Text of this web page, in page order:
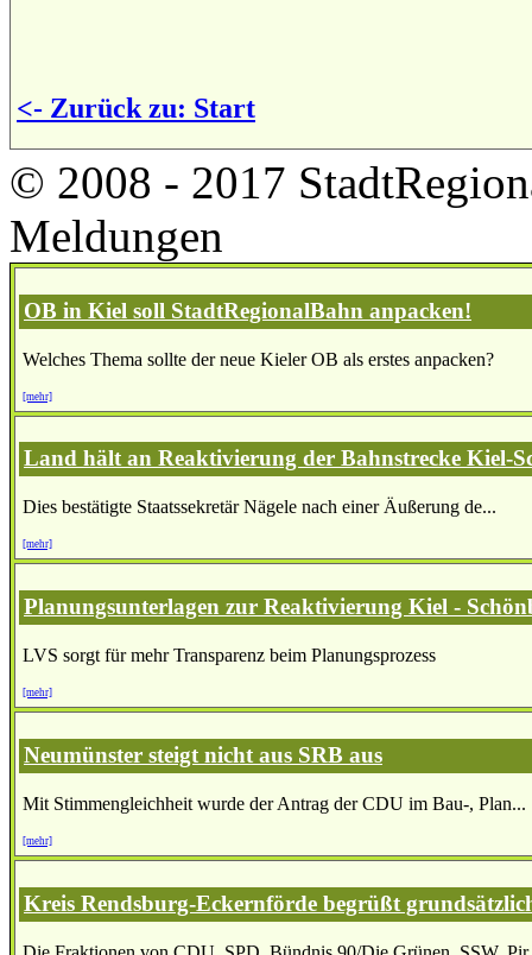
<- Zurück zu: Start
© 2008 - 2017
Meldungen
OB in Kiel soll StadtRegionalBahn anpacken!
Welches Thema sollte der neue Kieler OB als erstes anpacken?
[mehr]
Land hält an Reaktivierung der Bahnstrecke Kiel-
Dies bestätigte Staatssekretär Nägele nach einer Äußerung de...
[mehr]
Planungsunterlagen zur Reaktivierung Kiel -
LVS sorgt für mehr Transparenz beim Planungsprozess
[mehr]
Neumünster steigt nicht aus SRB aus
Mit Stimmengleichheit wurde der Antrag der CDU im Bau-, Plan...
[mehr]
Kreis Rendsburg-Eckernförde begrüßt